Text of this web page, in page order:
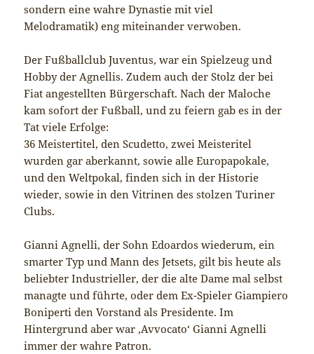
sondern eine wahre Dynastie mit viel
Melodramatik) eng miteinander verwoben.
Der Fußballclub Juventus, war ein Spielzeug und
Hobby der Agnellis. Zudem auch der Stolz der bei
Fiat angestellten Bürgerschaft. Nach der Maloche
kam sofort der Fußball, und zu feiern gab es in der
Tat viele Erfolge:
36 Meistertitel, den Scudetto, zwei Meisteritel
wurden gar aberkannt, sowie alle Europapokale,
und den Weltpokal, finden sich in der Historie
wieder, sowie in den Vitrinen des stolzen Turiner
Clubs.
Gianni Agnelli, der Sohn Edoardos wiederum, ein
smarter Typ und Mann des Jetsets, gilt bis heute als
beliebter Industrieller, der die alte Dame mal selbst
managte und führte, oder dem Ex-Spieler Giampiero
Boniperti den Vorstand als Presidente. Im
Hintergrund aber war ‚Avvocato‘ Gianni Agnelli
immer der wahre Patron.